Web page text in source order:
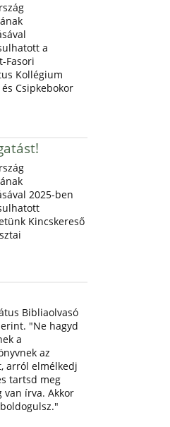
a
Fasori
Kollégium
Csipkebokor
2025-ben
Kincskereső
Bibliaolvasó
"Ne hagyd
a
az
arról elmélkedj
tartsd meg
van írva. Akkor